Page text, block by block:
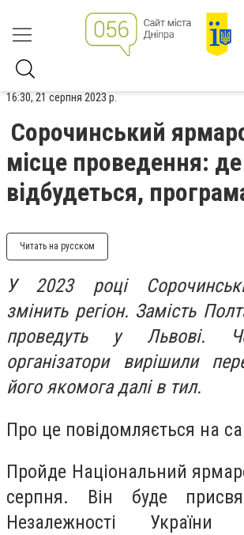
16:30, 21 серпня 2023 р.
Сорочинський
місце проведення:
відбудеться,
Читать на русском
У 2023 році
змінить регіон. Замість
проведуть у Львові.
організатори вирішили
його якомога далі в тил.
Про це повідомляється на
Пройде Національний
серпня. Він буде
Незалежності